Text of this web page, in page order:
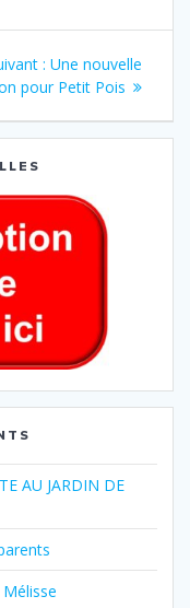
: Une nouvelle
pour Petit Pois
AU JARDIN DE